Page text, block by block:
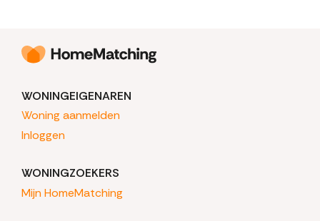
WONINGEIGENAREN
Woning aanmelden
Inloggen
WONINGZOEKERS
Mijn HomeMatching